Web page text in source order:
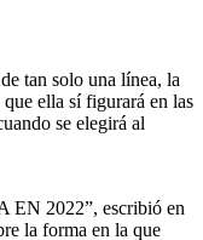
tan solo una línea, la
ella sí figurará en las
se elegirá al
2022”, escribió en
la forma en la que